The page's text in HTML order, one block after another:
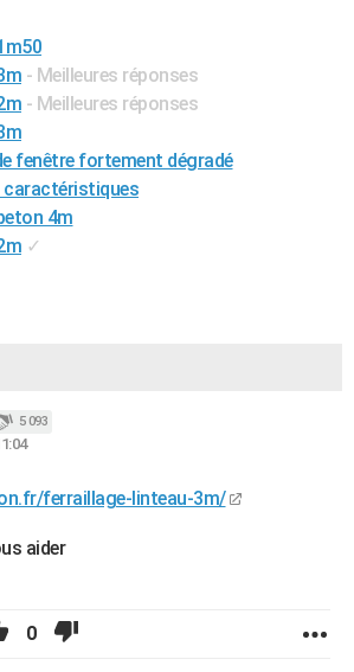
- Meilleures réponses
- Meilleures réponses
fenêtre fortement dégradé
caractéristiques
4m
✓
5 093
ferraillage-linteau-3m/
aider
0